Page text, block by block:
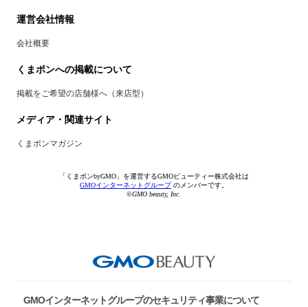
運営会社情報
会社概要
くまポンへの掲載について
掲載をご希望の店舗様へ（来店型）
メディア・関連サイト
くまポンマガジン
「くまポンbyGMO」を運営するGMOビューティー株式会社は
GMOインターネットグループのメンバーです。
©GMO beauty, Inc.
GMOインターネットグループのセキュリティ事業について